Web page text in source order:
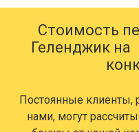
Стоимость
Геленджик на
Постоянные клиенты,
нами, могут